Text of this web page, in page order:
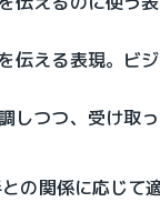
伝える表現。ビ
しつつ、受け取
の関係に応じて